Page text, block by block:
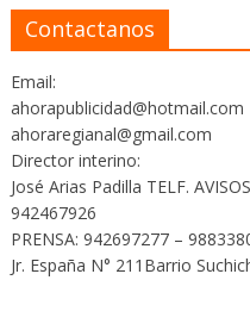
Contactanos
Email:
ahorapublicidad@hotmail.com
ahoraregianal@gmail.com
Director interino:
José Arias Padilla TELF.
942467926
PRENSA: 942697277 –
Jr. España N° 211Barrio